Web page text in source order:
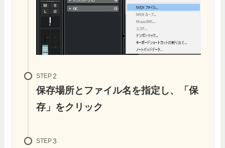
STEP
保存場所とファイル名を指定し、「保
存」をクリック
STEP